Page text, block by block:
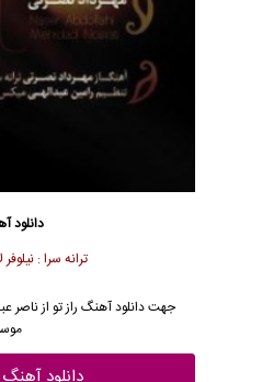
دانلود
ترانه سرا :
جهت دانلود آهنگ راز تو ازناصر
دانلود آهنگ